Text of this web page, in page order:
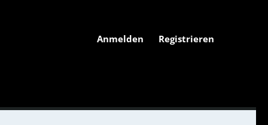
Anmelden Registrieren